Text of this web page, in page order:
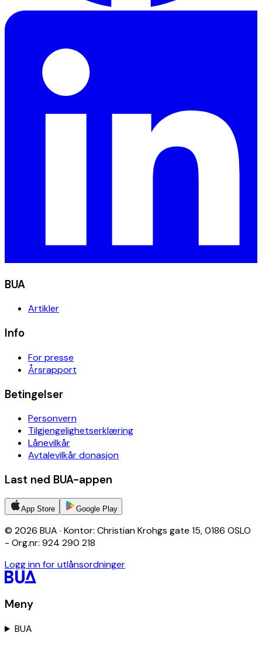
BUA
Artikler
Info
For presse
Årsrapport
Betingelser
Personvern
Tilgjengelighetserklæring
Lånevilkår
Avtalevilkår donasjon
Last ned BUA-appen
App Store Google Play
© 2026 BUA · Kontor: Christian Krohgs gate 15, 0186 OSLO
- Org.nr: 924 290 218
Logg inn for utlånsordninger
Meny
BUA